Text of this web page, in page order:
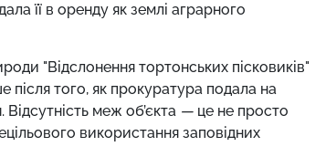
її в оренду як землі аграрного
"Відслонення тортонських пісковиків"
після того, як прокуратура подала на
меж об’єкта —це не просто
використання заповідних